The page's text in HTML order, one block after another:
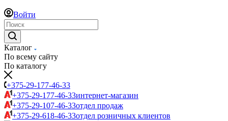
Войти
Каталог
По всему сайту
По каталогу
+375-29-177-46-33
+375-29-177-46-33интернет-магазин
+375-29-107-46-33отдел продаж
+375-29-618-46-33отдел розничных клиентов